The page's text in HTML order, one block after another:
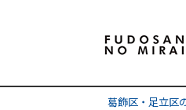
葛飾区・足立区